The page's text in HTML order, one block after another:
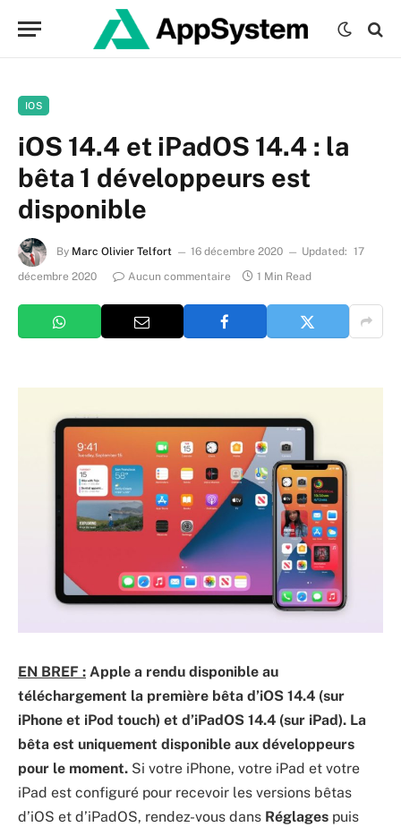
IOS
iOS 14.4 et iPadOS 14.4 : la
bêta 1 développeurs est
disponible
By Marc Olivier Telfort 16 décembre 2020 Updated: 17
décembre 2020
Aucun commentaire 1 Min Read
EN BREF : Apple a rendu disponible au
téléchargement la première bêta d’iOS 14.4 (sur
iPhone et iPod touch) et d’iPadOS 14.4 (sur iPad). La
bêta est uniquement disponible aux développeurs
pour le moment. Si votre iPhone, votre iPad et votre
iPad est configuré pour recevoir les versions bêtas
d’iOS et d’iPadOS, rendez-vous dans Réglages puis